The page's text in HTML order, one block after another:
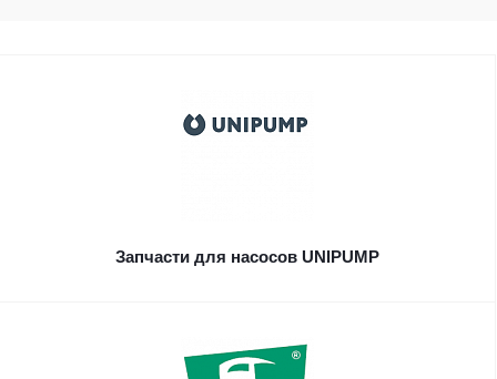
Запчасти для насосов UNIPUMP